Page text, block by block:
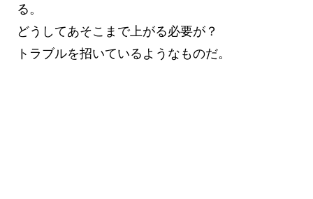
る。
どうしてあそこまで上がる必要が？
トラブルを招いているようなものだ。